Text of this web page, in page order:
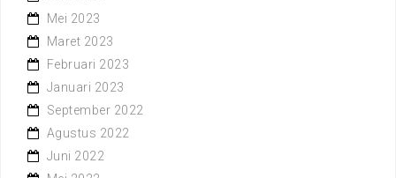
Mei 2023
Maret 2023
Februari 2023
Januari 2023
September 2022
Agustus 2022
Juni 2022